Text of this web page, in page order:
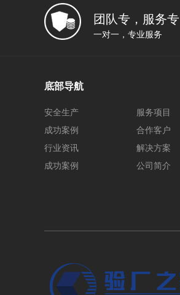
团队专，服务专
一对一，专业服务
底部导航
安全生产
服务项目
成功案例
合作客户
行业资讯
解决方案
成功案例
公司简介